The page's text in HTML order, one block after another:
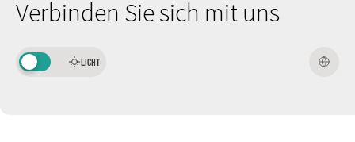
Verbinden Sie sich mit uns
LICHT
LASSEN.